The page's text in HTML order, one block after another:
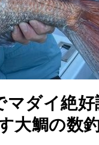
マダイ絶
大鯛の数